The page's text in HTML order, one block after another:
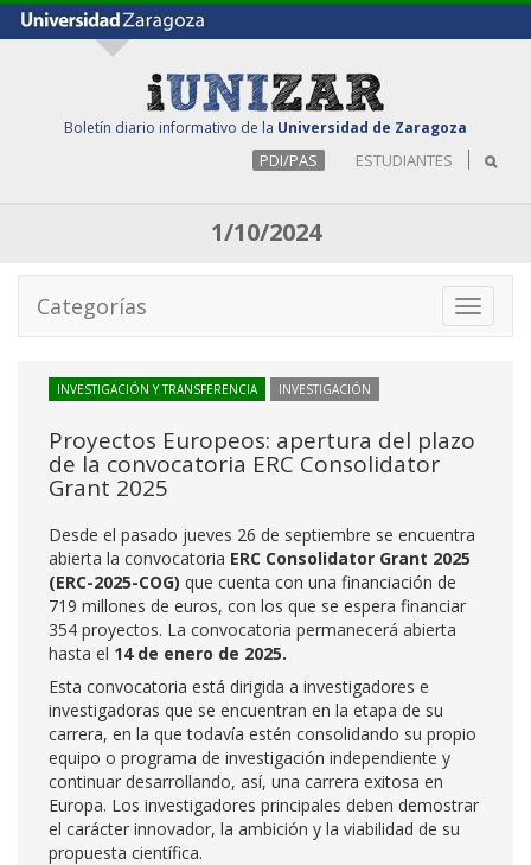
Boletín diario informativo de la Universidad de Zaragoza
PDI/PAS ESTUDIANTES
1/10/2024
Toggle
Categorías
INVESTIGACIÓN Y TRANSFERENCIA INVESTIGACIÓN
Proyectos Europeos: apertura del plazo
de la convocatoria ERC Consolidator
Grant 2025
Desde el pasado jueves 26 de septiembre se encuentra
abierta la convocatoria ERC Consolidator Grant 2025
(ERC-2025-COG) que cuenta con una financiación de
719 millones de euros, con los que se espera financiar
354 proyectos. La convocatoria permanecerá abierta
hasta el 14 de enero de 2025.
Esta convocatoria está dirigida a investigadores e
investigadoras que se encuentran en la etapa de su
carrera, en la que todavía estén consolidando su propio
equipo o programa de investigación independiente y
continuar desarrollando, así, una carrera exitosa en
Europa. Los investigadores principales deben demostrar
el carácter innovador, la ambición y la viabilidad de su
propuesta científica.